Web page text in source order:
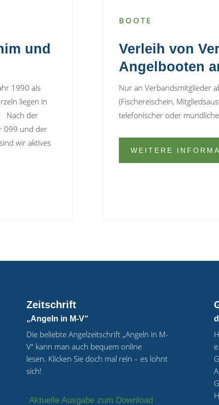
und
1990 als
liegen in
Nach der
099 und der
wir aktives
BOOTE
Verleih von
Angelbooten
Nur an Verbandsmitglieder
(Fischereischein,
telefonischer oder
WEITERE
Zeitschrift
„Angeln in M-V“
Die beliebte Angelzeitschrift „Angeln in M-
V“ kann man auch bequem online
lesen. Klicken Sie doch mal rein – es lohnt
sich!
Aktuelle Ausgabe zum Download